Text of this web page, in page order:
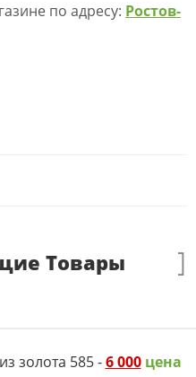
по адресу: Ростов-
Товары
золота 585 -6 000цена